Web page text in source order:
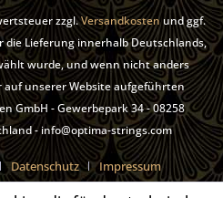
zzgl.Versandkostenund ggf.
Lieferung innerhalb Deutschlands,
wurde, und wenn nicht anders
auf unserer Website aufgeführten
GmbH - Gewerbepark 34 - 08258
- info@optima-strings.com
Datenschutz Impressum